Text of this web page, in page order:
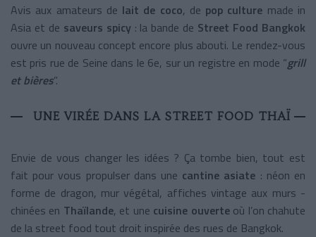
Avis aux amateurs de lait de coco, de pop culture made in
Asia et de saveurs spicy : la bande de Street Food Bangkok
ouvre un nouveau concept encore plus abouti. Le rendez-vous
est pris rue de Seine dans le 6e, sur un registre en mode “grill
et bières”.
UNE VIRÉE DANS LA STREET FOOD THAÏ
Envie de vous changer les idées ? Ça tombe bien, tout est
fait pour vous propulser dans une cantine asiate : néon en
forme de dragon, mur végétal, affiches vintage aux murs -
chinées en Thaïlande, et une cuisine ouverteoù l’on chahute
de la street food tout droit inspirée des rues de Bangkok.